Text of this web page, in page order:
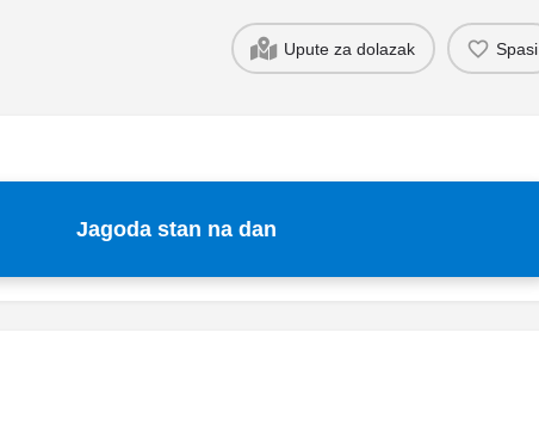
Upute za dolazak Spasi
Jagoda stan na dan